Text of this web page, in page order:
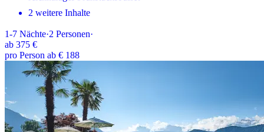
2 weitere Inhalte
1-7 Nächte·2 Personen·
ab 375 €
pro Person ab € 188